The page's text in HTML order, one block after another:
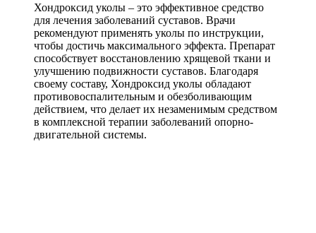
Хондроксид уколы – это эффективное средство
для лечения заболеваний суставов. Врачи
рекомендуют применять уколы по инструкции,
чтобы достичь максимального эффекта. Препарат
способствует восстановлению хрящевой ткани и
улучшению подвижности суставов. Благодаря
своему составу, Хондроксид уколы обладают
противовоспалительным и обезболивающим
действием, что делает их незаменимым средством
в комплексной терапии заболеваний опорно-
двигательной системы.